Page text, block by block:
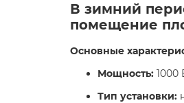
В зимний
помещение
Основные
Мощность: 1000
Тип установки: